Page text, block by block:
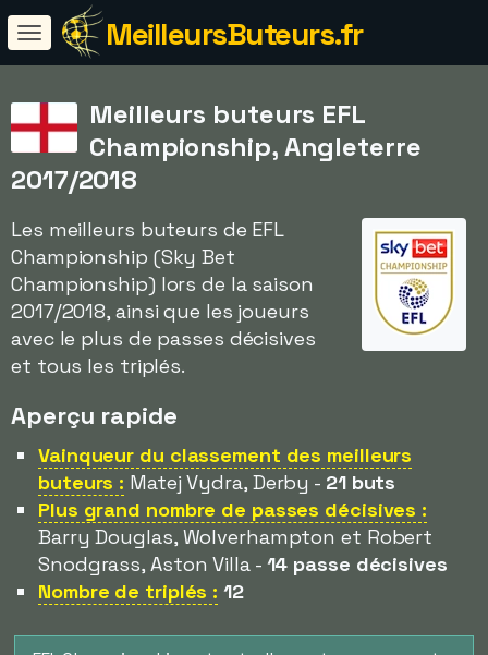
MeilleursButeurs.fr
Meilleurs buteurs EFL
Championship, Angleterre
2017/2018
Les meilleurs buteurs de EFL
Championship (Sky Bet
Championship) lors de la saison
2017/2018, ainsi que les joueurs
avec le plus de passes décisives
et tous les triplés.
Aperçu rapide
Vainqueur du classement des meilleurs
buteurs : Matej Vydra, Derby - 21 buts
Plus grand nombre de passes décisives :
Barry Douglas, Wolverhampton et Robert
Snodgrass, Aston Villa - 14 passe décisives
Nombre de triplés : 12